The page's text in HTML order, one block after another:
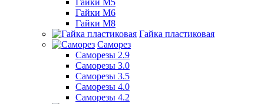
Гайки М5
Гайки М6
Гайки М8
Гайка пластиковая
Саморез
Саморезы 2.9
Саморезы 3.0
Саморезы 3.5
Саморезы 4.0
Саморезы 4.2